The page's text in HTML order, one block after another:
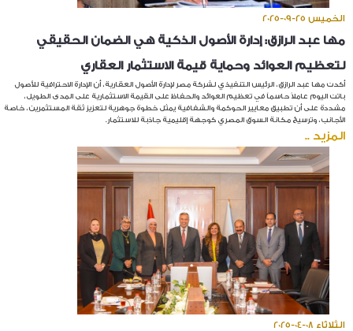
الخميس 25-09-2025
مها عبد الرازق: إدارة الأصول الذكية هي الضمان الحقيقي
لتعظيم العوائد وحماية قيمة الاستثمار العقاري
أكدت مها عبد الرازق، الرئيس التنفيذي لشركة مصر لإدارة الأصول العقارية، أن الإدارة الاحترافية للأصول
باتت اليوم عاملاً حاسماً في تعظيم العوائد والحفاظ على القيمة الاستثمارية على المدى الطويل،
مشددة على أن تطبيق معايير الحوكمة والشفافية يمثل خطوة جوهرية لتعزيز ثقة المستثمرين، خاصة
الأجانب، وترسيخ مكانة السوق المصري كوجهة إقليمية جاذبة للاستثمار.
المزيد ..
الثلاثاء 08-04-2025